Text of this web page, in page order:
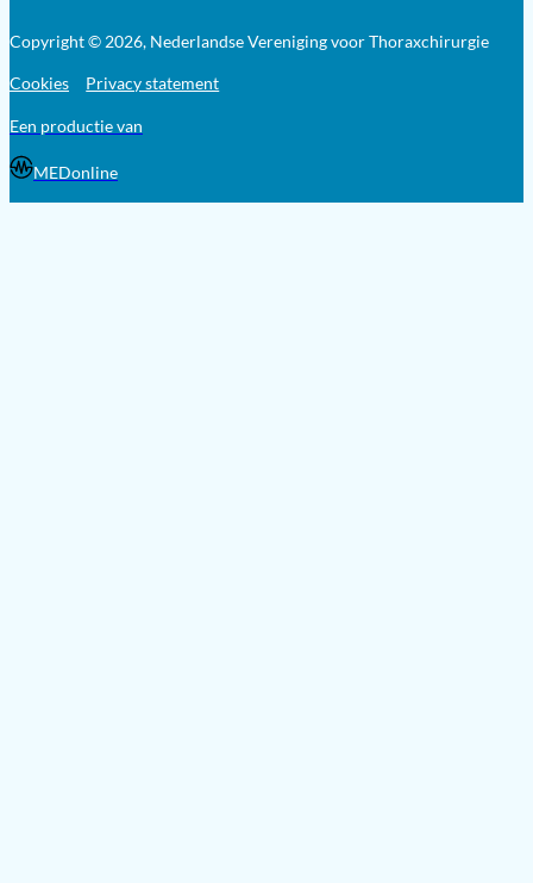
Copyright © 2026, Nederlandse Vereniging voor Thoraxchirurgie
Cookies Privacy statement
Een productie van
MEDonline